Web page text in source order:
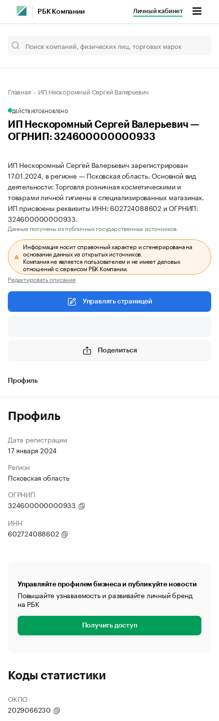
РБК Компании Личный кабинет
Главная ИП Нескоромный Сергей Валерьевич
ДЕЙСТВУЕТОБНОВЛЕНО
ИП Нескоромный Сергей Валерьевич —
ОГРНИП: 324600000000933
ИП Нескоромный Сергей Валерьевич зарегистрирован
17.01.2024, в регионе — Псковская область. Основной вид
деятельности: Торговля розничная косметическими и
товарами личной гигиены в специализированных магазинах.
ИП присвоены реквизиты ИНН: 602724088602 и ОГРНИП:
324600000000933.
Данные получены из публичных государственных источников.
Информация носит справочный характер и сгенерирована на
основании данных из открытых источников.
Компания не является пользователем и не имеет деловых
отношений с сервисом РБК Компании.
Редактировать описание
Управлять страницей
Поделиться
Профиль
Профиль
Дата регистрации
17 января 2024
Регион
Псковская область
ОГРНИП
324600000000933
ИНН
602724088602
Управляйте профилем бизнеса и публикуйте новости
Повышайте узнаваемость и развивайте личный бренд
на РБК
Получить доступ
Коды статистики
ОКПО
2029066230